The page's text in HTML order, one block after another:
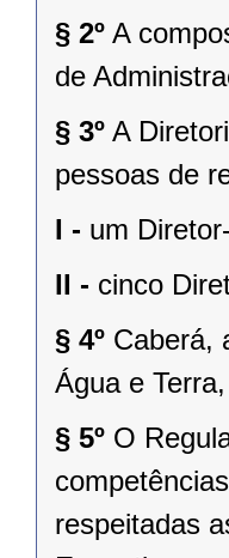
§ 2º A
de
§ 3º A
pessoas de
I - um
II - cinco
§ 4º Caberá,
Água e
§ 5º O
respeitadas